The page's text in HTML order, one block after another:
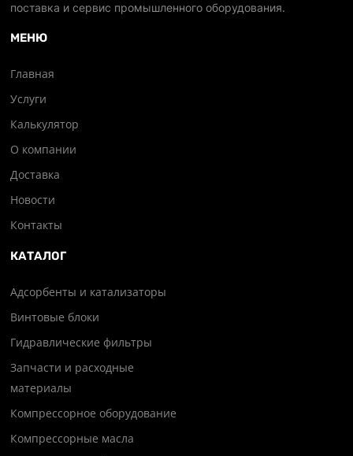
поставка и сервис промышленного оборудования.
МЕНЮ
Главная
Услуги
Калькулятор
О компании
Доставка
Новости
Контакты
КАТАЛОГ
Адсорбенты и катализаторы
Винтовые блоки
Гидравлические фильтры
Запчасти и расходные
материалы
Компрессорное оборудование
Компрессорные масла